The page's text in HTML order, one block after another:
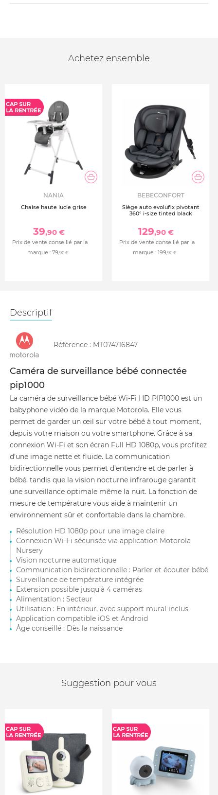
Achetez ensemble
NANIA
Chaise haute lucie grise
39,90 €
Prix de vente conseillé par la
marque : 79,90 €
BEBECONFORT
Siège auto evolufix pivotant
360° i-size tinted black
129,90 €
Prix de vente conseillé par la
marque : 199,90 €
Descriptif
Référence : MT074716847
Caméra de surveillance bébé connectée
pip1000
La caméra de surveillance bébé Wi-Fi HD PIP1000 est un
babyphone vidéo de la marque Motorola. Elle vous
permet de garder un œil sur votre bébé à tout moment,
depuis votre maison ou votre smartphone. Grâce à sa
connexion Wi-Fi et son écran Full HD 1080p, vous profitez
d’une image nette et fluide. La communication
bidirectionnelle vous permet d’entendre et de parler à
bébé, tandis que la vision nocturne infrarouge garantit
une surveillance optimale même la nuit. La fonction de
mesure de température vous aide à maintenir un
environnement sûr et confortable dans la chambre.
Résolution HD 1080p pour une image claire
Connexion Wi-Fi sécurisée via application Motorola
Nursery
Vision nocturne automatique
Communication bidirectionnelle : Parler et écouter bébé
Surveillance de température intégrée
Extension possible jusqu’à 4 caméras
Alimentation : Secteur
Utilisation : En intérieur, avec support mural inclus
Application compatible iOS et Android
Âge conseillé : Dès la naissance
Suggestion pour vous